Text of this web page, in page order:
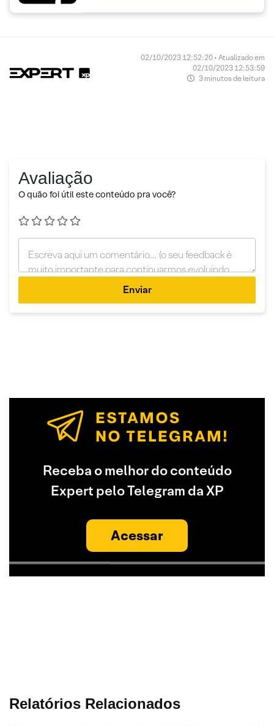
02/10/2023 12:52:20 • Atualizado em
02/10/2023 12:53:59
3 minutos de leitura
Avaliação
O quão foi útil este conteúdo pra você?
Enviar
Receba o melhor do conteúdo
Expert pelo Telegram da XP
Acessar
Relatórios Relacionados